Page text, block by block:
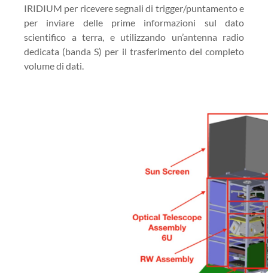
IRIDIUM per ricevere segnali di trigger/puntamento e
per inviare delle prime informazioni sul dato
scientifico a terra, e utilizzando un’antenna radio
dedicata (banda S) per il trasferimento del completo
volume di dati.